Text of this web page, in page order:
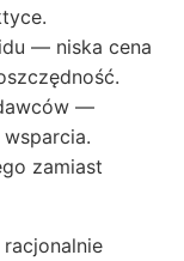
— niska cena
—
zamiast